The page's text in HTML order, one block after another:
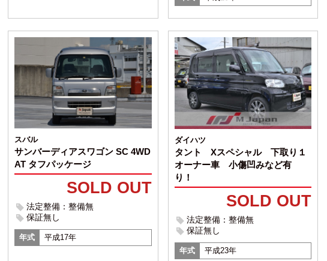
スバル
サンバーディアスワゴン SC 4WD
AT タフパッケージ
SOLD OUT
法定整備：整備無
保証無し
年式 平成17年
ダイハツ
タント Xスペシャル 下取り１
オーナー車 小傷凹みなど有
り！
SOLD OUT
法定整備：整備無
保証無し
年式 平成23年